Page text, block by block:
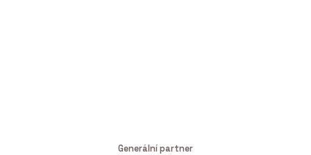
Generální partner